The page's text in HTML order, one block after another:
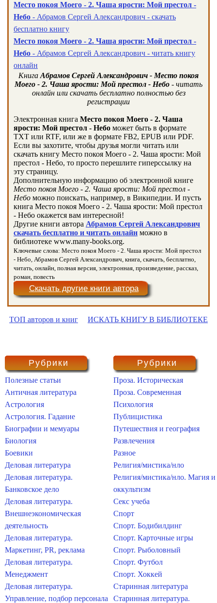
Место покоя Моего - 2. Чаша ярости: Мой престол -
Небо - Абрамов Сергей Александрович - скачать
бесплатно книгу
Место покоя Моего - 2. Чаша ярости: Мой престол -
Небо - Абрамов Сергей Александрович - читать книгу
онлайн
Книга Абрамов Сергей Александрович - Место покоя
Моего - 2. Чаша ярости: Мой престол - Небо - читать
онлайн или скачать бесплатно полностью без
регистрации
Электронная книга Место покоя Моего - 2. Чаша
ярости: Мой престол - Небо может быть в формате
TXT или RTF, или же в формате FB2, EPUB или PDF.
Если вы захотите, чтобы друзья могли читать или
скачать книгу Место покоя Моего - 2. Чаша ярости: Мой
престол - Небо, то просто перешлите гиперссылку на
эту страницу.
Дополнительную информацию об электронной книге
Место покоя Моего - 2. Чаша ярости: Мой престол -
Небо можно поискать, например, в Википедии. И пусть
книга Место покоя Моего - 2. Чаша ярости: Мой престол
- Небо окажется вам интересной!
Другие книги автора Абрамов Сергей Александрович
скачать бесплатно и читать онлайн можно в
библиотеке www.many-books.org.
Ключевые слова: Место покоя Моего - 2. Чаша ярости: Мой престол
- Небо, Абрамов Сергей Александрович, книга, скачать, бесплатно,
читать, онлайн, полная версия, электронная, произведение, рассказ,
роман, повесть
Скачать другие книги автора
ТОП авторов и книг ИСКАТЬ КНИГУ В БИБЛИОТЕКЕ
Рубрики
Полезные статьи
Античная литература
Астрология
Астрология. Гадание
Биографии и мемуары
Биология
Боевики
Деловая литература
Деловая литература.
Банковское дело
Деловая литература.
Внешнеэкономическая
деятельность
Деловая литература.
Маркетинг, PR, реклама
Деловая литература.
Менеджмент
Деловая литература.
Управление, подбор персонала
Рубрики
Проза. Историческая
Проза. Современная
Психология
Публицистика
Путешествия и география
Развлечения
Разное
Религия/мистика/нло
Религия/мистика/нло. Магия и
оккультизм
Секс учеба
Спорт
Спорт. Бодибилдинг
Спорт. Карточные игры
Спорт. Рыболовный
Спорт. Футбол
Спорт. Хоккей
Старинная литература
Старинная литература.